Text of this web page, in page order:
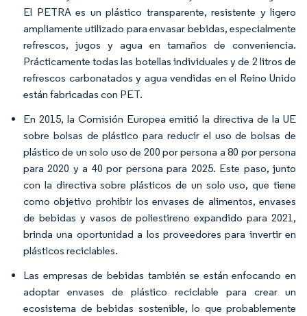
El PETRA es un plástico transparente, resistente y ligero
ampliamente utilizado para envasar bebidas, especialmente
refrescos, jugos y agua en tamaños de conveniencia.
Prácticamente todas las botellas individuales y de 2 litros de
refrescos carbonatados y agua vendidas en el Reino Unido
están fabricadas con PET.​
En 2015, la Comisión Europea emitió la directiva de la UE
sobre bolsas de plástico para reducir el uso de bolsas de
plástico de un solo uso de 200 por persona a 80 por persona
para 2020 y a 40 por persona para 2025. Este paso, junto
con la directiva sobre plásticos de un solo uso, que tiene
como objetivo prohibir los envases de alimentos, envases
de bebidas y vasos de poliestireno expandido para 2021,
brinda una oportunidad a los proveedores para invertir en
plásticos reciclables.
Las empresas de bebidas también se están enfocando en
adoptar envases de plástico reciclable para crear un
ecosistema de bebidas sostenible, lo que probablemente